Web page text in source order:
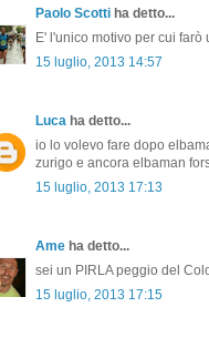
Paolo Scotti ha detto...
E' l'unico motivo per cui farò
15 luglio, 2013 14:57
Luca ha detto...
io lo volevo fare dopo
zurigo e ancora elbaman
15 luglio, 2013 17:13
Ame ha detto...
sei un PIRLA peggio del
15 luglio, 2013 17:15